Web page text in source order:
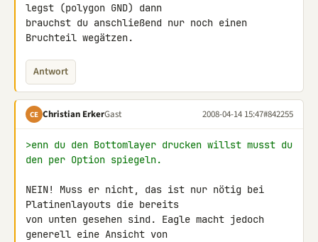
legst (polygon GND) dann
brauchst du anschließend nur noch einen
Bruchteil wegätzen.
Antwort
CE Christian ErkerGast 2008-04-14 15:47#842255
>enn du den Bottomlayer drucken willst musst du
den per Option spiegeln.
NEIN! Muss er nicht, das ist nur nötig bei
Platinenlayouts die bereits
von unten gesehen sind. Eagle macht jedoch
generell eine Ansicht von